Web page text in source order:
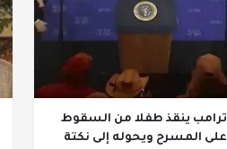
ترامب ينقذ طفلا من السقوط
على المسرح ويحوله إلى نكتة